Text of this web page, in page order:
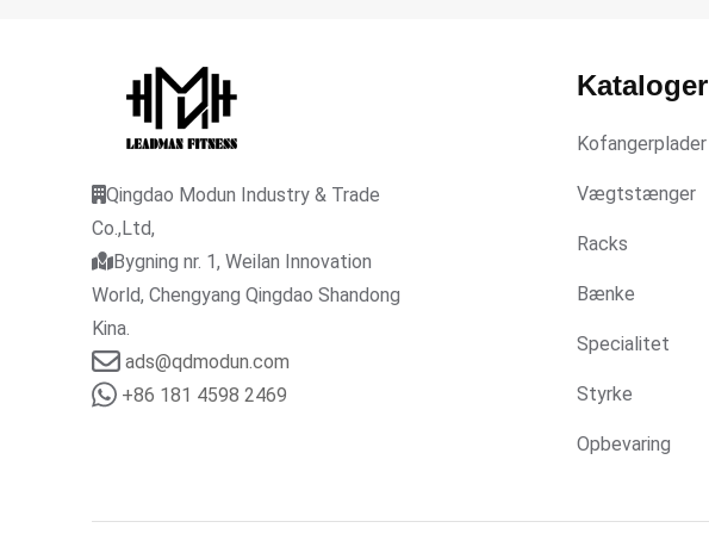
Qingdao Modun Industry & Trade
Co.,Ltd,
Bygning nr. 1, Weilan Innovation
World, Chengyang Qingdao Shandong
Kina.
ads@qdmodun.com
+86 181 4598 2469
Kataloger
Kofangerplader
Vægtstænger
Racks
Bænke
Specialitet
Styrke
Opbevaring